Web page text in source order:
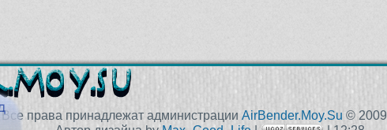
Все права принадлежат администрации AirBender.Moy.Su ©